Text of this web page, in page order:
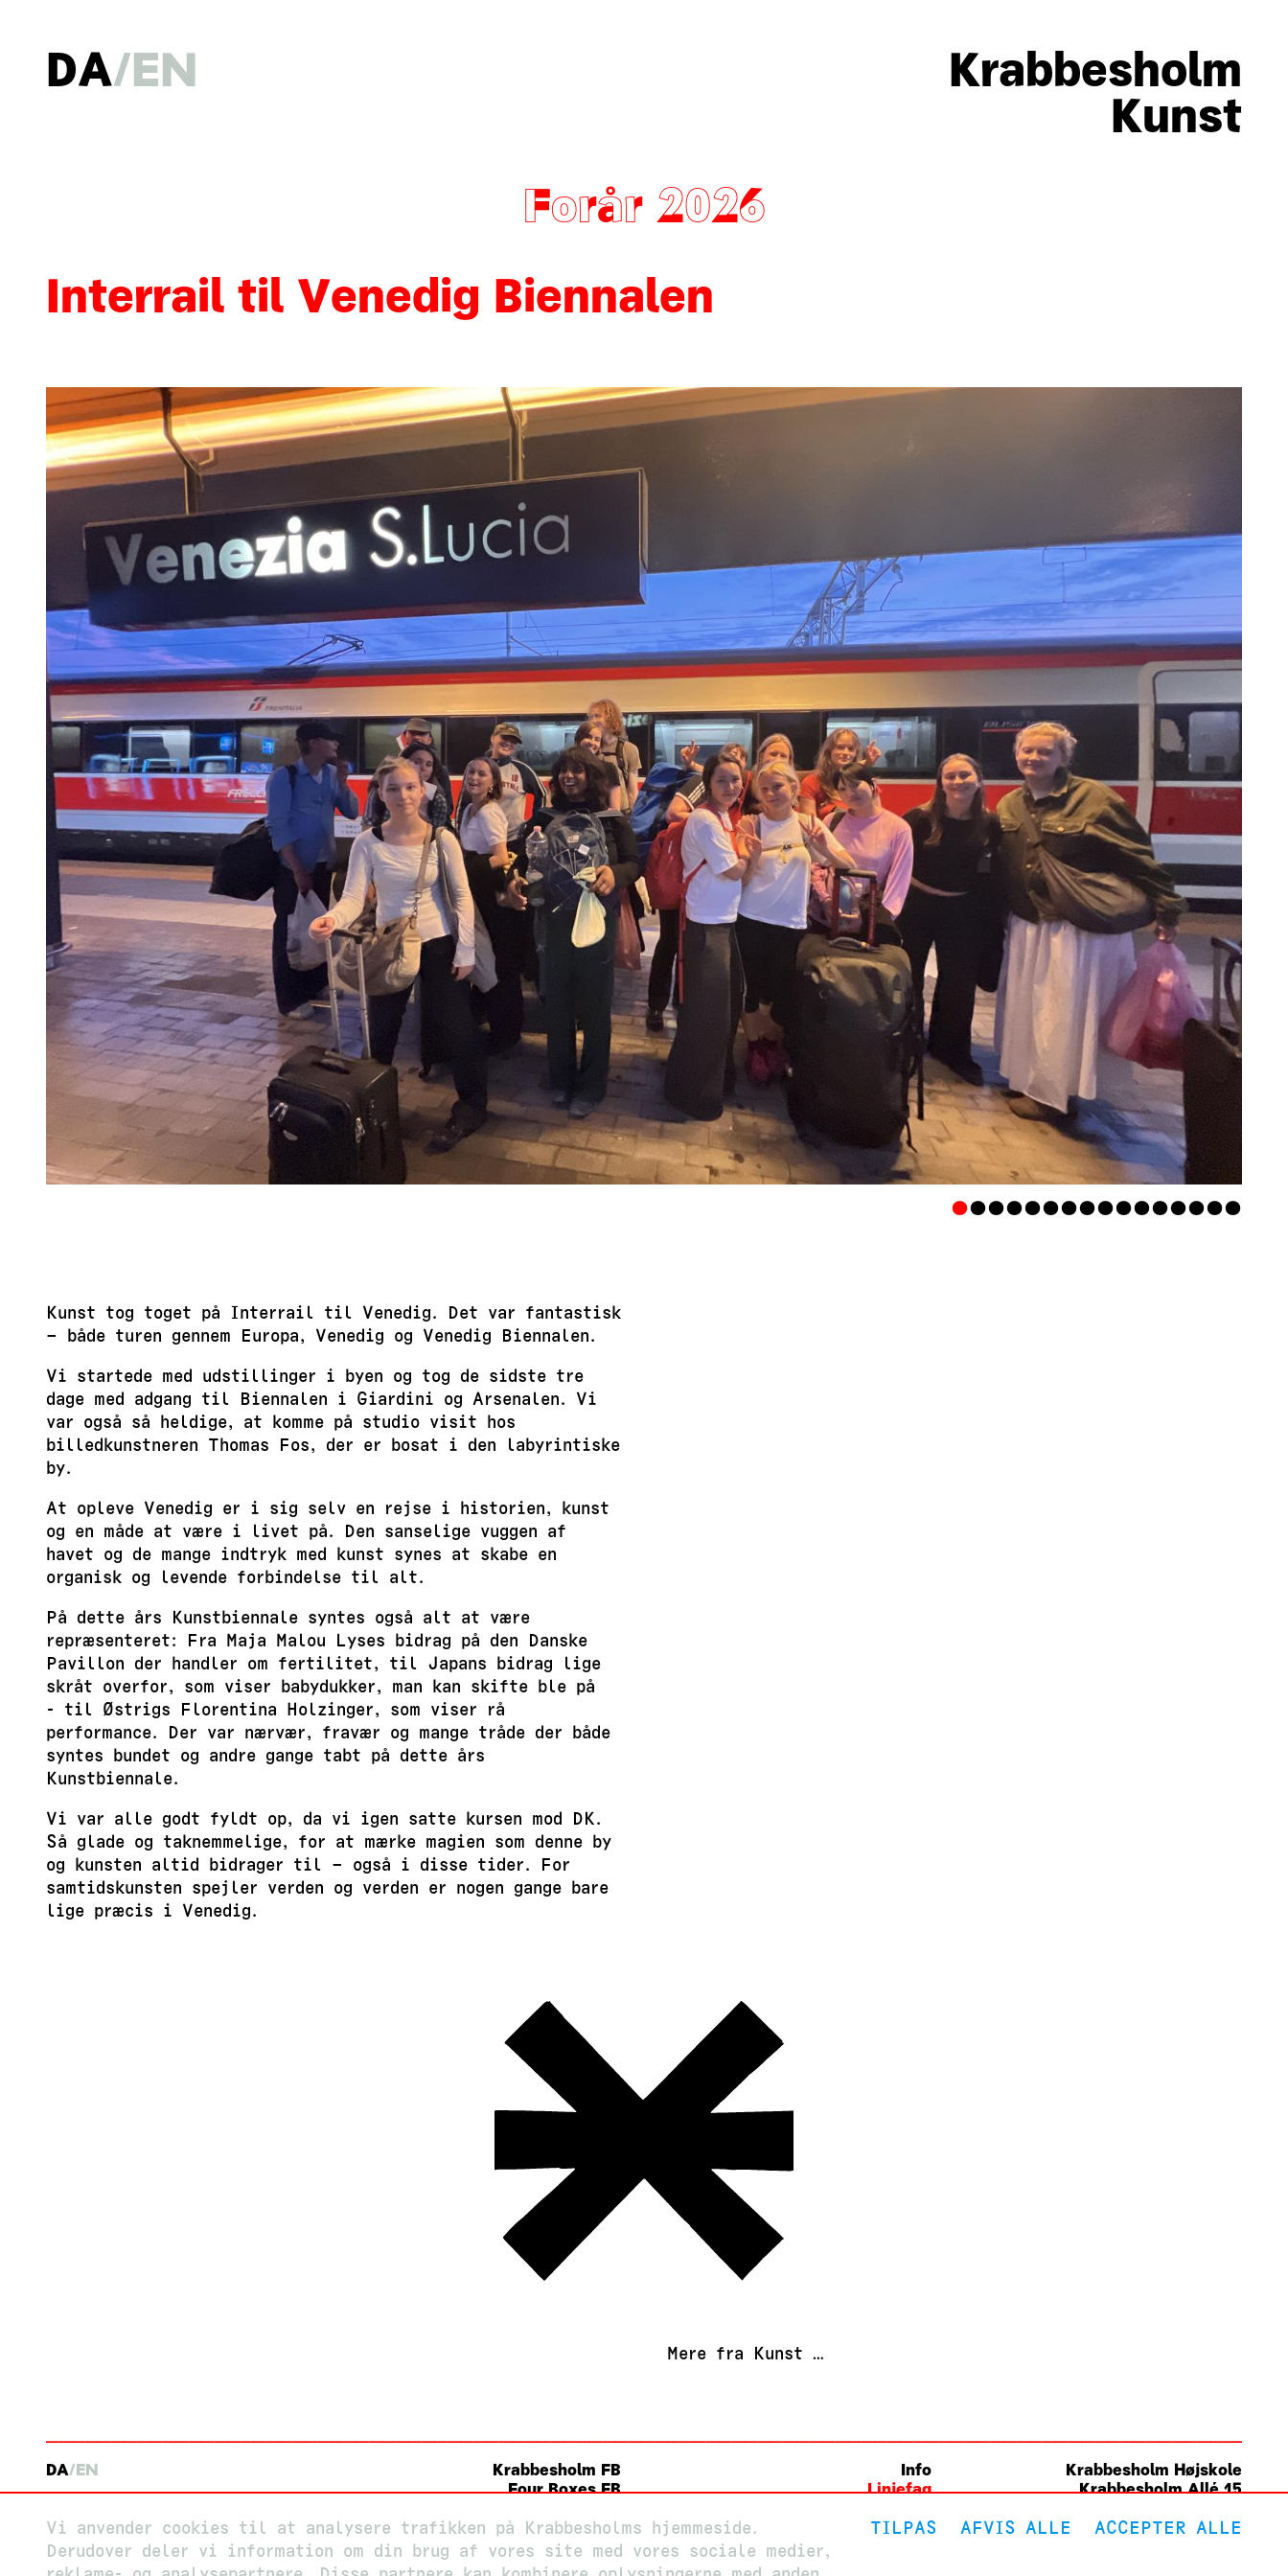
Krabbesholm
DA EN
Kunst
Forår 2026
Interrail til Venedig Biennalen
••••••••••••••••
Kunst tog toget på Interrail til Venedig. Det var fantastisk
– både turen gennem Europa, Venedig og Venedig Biennalen.
Vi startede med udstillinger i byen og tog de sidste tre
dage med adgang til Biennalen i Giardini og Arsenalen. Vi
var også så heldige, at komme på studio visit hos
billedkunstneren Thomas Fos, der er bosat i den labyrintiske
by.
At opleve Venedig er i sig selv en rejse i historien, kunst
og en måde at være i livet på. Den sanselige vuggen af
havet og de mange indtryk med kunst synes at skabe en
organisk og levende forbindelse til alt.
På dette års Kunstbiennale syntes også alt at være
repræsenteret: Fra Maja Malou Lyses bidrag på den Danske
Pavillon der handler om fertilitet, til Japans bidrag lige
skråt overfor, som viser babydukker, man kan skifte ble på
- til Østrigs Florentina Holzinger, som viser rå
performance. Der var nærvær, fravær og mange tråde der både
syntes bundet og andre gange tabt på dette års
Kunstbiennale.
Vi var alle godt fyldt op, da vi igen satte kursen mod DK.
Så glade og taknemmelige, for at mærke magien som denne by
og kunsten altid bidrager til – også i disse tider. For
samtidskunsten spejler verden og verden er nogen gange bare
lige præcis i Venedig.
Mere fra Kunst …
Krabbesholm Højskole
Krabbesholm Allé 15
(+45) 9752 0227
Info
Linjefag
Krabbesholm FB
Four Boxes FB
Instagram
DA EN
Vi anvender cookies til at analysere trafikken på Krabbesholms hjemmeside.
Derudover deler vi information om din brug af vores site med vores sociale medier,
TILPAS AFVIS ALLE ACCEPTER ALLE